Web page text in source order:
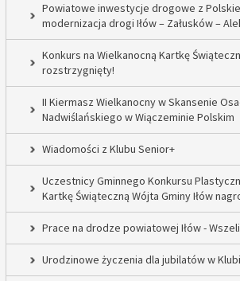
Powiatowe inwestycje drogowe z
modernizacja drogi Iłów – Załusków –
Konkurs na Wielkanocną Kartkę
rozstrzygnięty!
II Kiermasz Wielkanocny w Skansenie
Nadwiślańskiego w Wiączeminie Polskim
Wiadomości z Klubu Senior+
Uczestnicy Gminnego Konkursu
Kartkę Świąteczną Wójta Gminy Iłów
Prace na drodze powiatowej Iłów -
Urodzinowe życzenia dla jubilatów w